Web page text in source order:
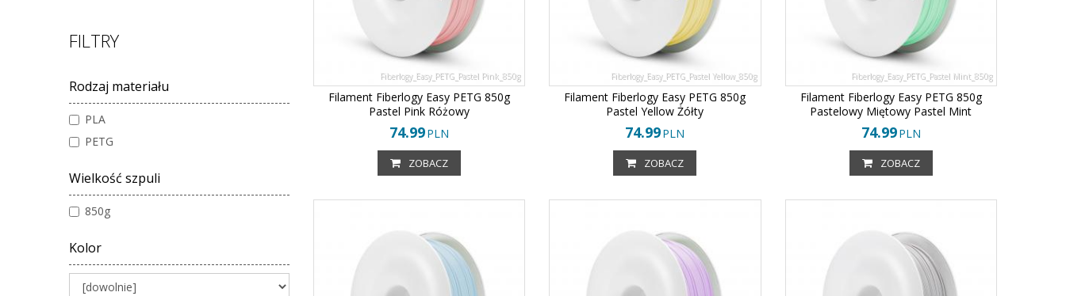
Fiberlogy_Easy_PETG_Pastel Pink_850g
Filament Fiberlogy Easy PETG 850g
Pastel Pink Różowy
74.99PLN
ZOBACZ
Fiberlogy_Easy_PETG_Pastel Yellow_850g
Filament Fiberlogy Easy PETG 850g
Pastel Yellow Żółty
74.99PLN
ZOBACZ
Fiberlogy_Easy_PETG_Pastel Mint_850g
Filament Fiberlogy Easy PETG 850g
Pastelowy Miętowy Pastel Mint
74.99PLN
ZOBACZ
FILTRY
Rodzaj materiału
PLA
PETG
Wielkość szpuli
850g
Kolor